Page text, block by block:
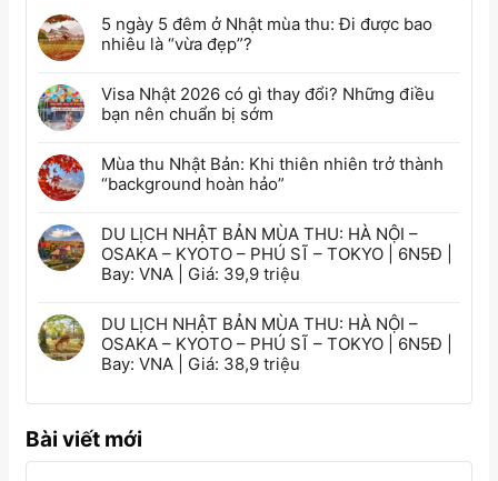
5 ngày 5 đêm ở Nhật mùa thu: Đi được bao
nhiêu là “vừa đẹp”?
Visa Nhật 2026 có gì thay đổi? Những điều
bạn nên chuẩn bị sớm
Mùa thu Nhật Bản: Khi thiên nhiên trở thành
“background hoàn hảo”
DU LỊCH NHẬT BẢN MÙA THU: HÀ NỘI –
OSAKA – KYOTO – PHÚ SĨ – TOKYO | 6N5Đ |
Bay: VNA | Giá: 39,9 triệu
DU LỊCH NHẬT BẢN MÙA THU: HÀ NỘI –
OSAKA – KYOTO – PHÚ SĨ – TOKYO | 6N5Đ |
Bay: VNA | Giá: 38,9 triệu
Bài viết mới